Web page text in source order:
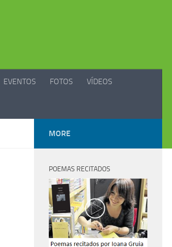
EVENTOS FOTOS VÍDEOS
MORE
POEMAS RECITADOS